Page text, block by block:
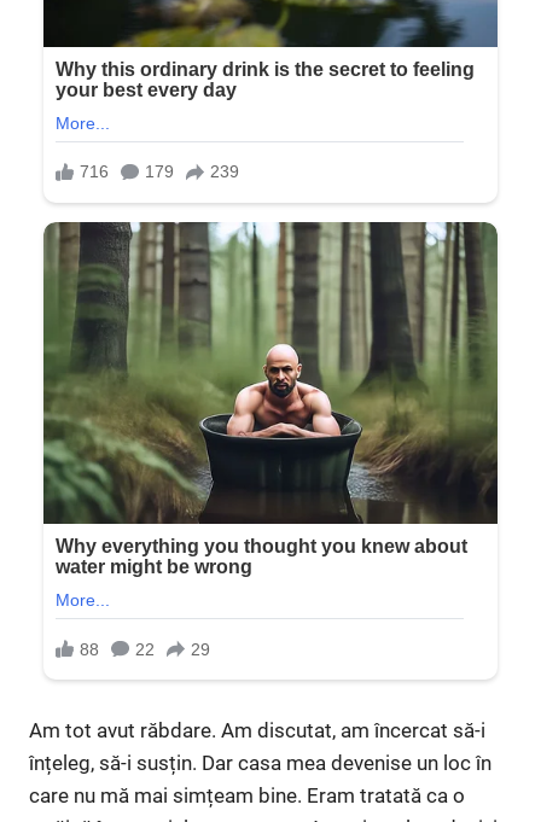
Am tot avut răbdare. Am discutat, am încercat să-i
înțeleg, să-i susțin. Dar casa mea devenise un loc în
care nu mă mai simțeam bine. Eram tratată ca o